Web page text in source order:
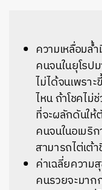
ความเหลื่อมล้
คนจนในยุโรป
ไม่ได้จนเพรา
ไหน ถ้าโชคไ
ที่จะผลักดันให้
คนจนในอเมริ
สามารถไต่เต้
ค่าเฉลี่ยความ
คนรวยจะมาก